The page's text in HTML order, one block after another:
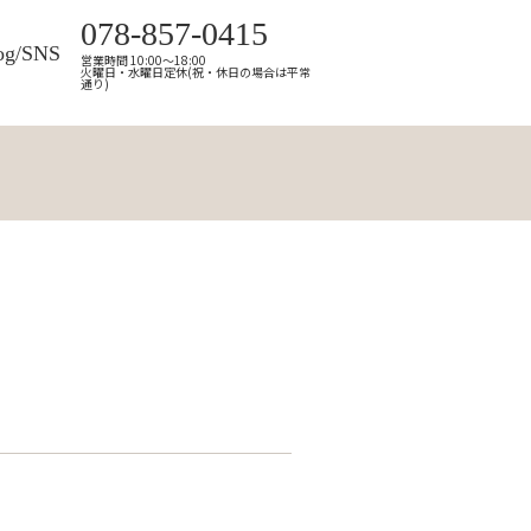
SNS
078-857-0415
営業時間 10:00～18:00
火曜日・水曜日定休(祝・休日の場合は平常
通り)